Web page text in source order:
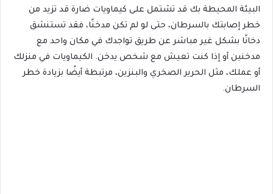
البيئة المحيطة بك قد تشتمل على كيماويات ضارة قد تزيد من
خطر إصابتك بالسرطان، حتى لو لم تكن مدخنًا، فقد تستنشق
دخانًا بشكل غير مباشر عن طريق تواجدك في مكان واحد مع
مدخنين أو إذا كنت تعيش مع شخص يدخن. الكيماويات في منزلك
أو عملك، مثل الحرير الصخري والبنزين، مرتبطة أيضًا بزيادة خطر
السرطان.